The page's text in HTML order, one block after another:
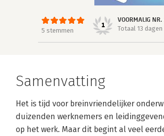
5 stemmen
1
VOORMALIG NR.
Totaal 13 dagen
Samenvatting
Het is tijd voor breinvriendelijker
duizenden werknemers en
op het werk. Maar dit begint al veel